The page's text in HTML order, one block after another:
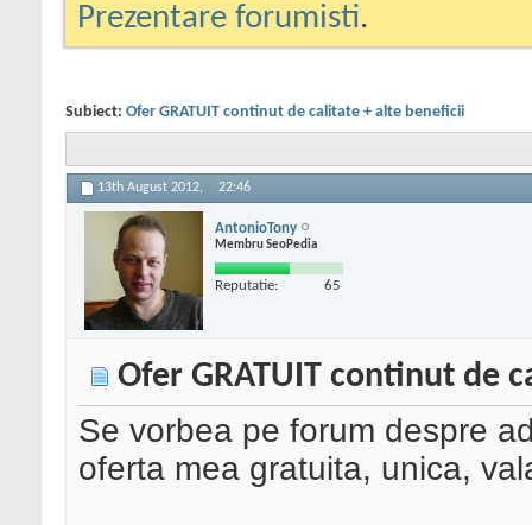
Prezentare forumisti.
Subiect: Ofer GRATUIT continut de calitate + alte beneficii
13th August 2012, 22:46
AntonioTony
Membru SeoPedia
Reputatie: 65
Ofer GRATUIT continut de
Se vorbea pe forum despre
oferta mea gratuita, unica,